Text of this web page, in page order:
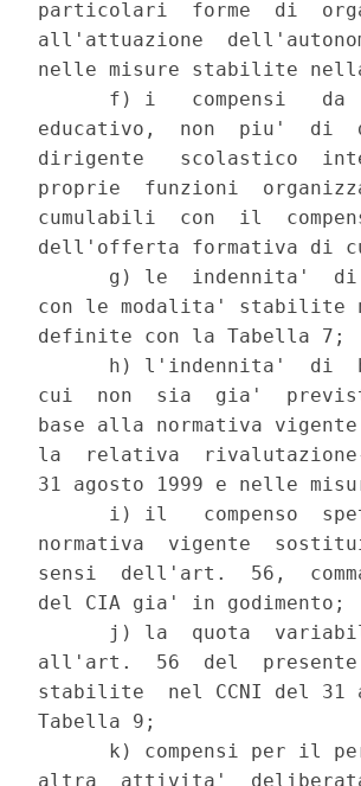
particolari  forme  di
all'attuazione
nelle misure stabilite
f) i   compensi   da
educativo,  non  piu'  di
dirigente   scolastico
proprie  funzioni
cumulabili  con  il
dell'offerta formativa di
g) le  indennita'
con le modalita' stabilite
definite con la Tabella 7;
h) l'indennita'  di
cui  non  sia  gia'
base alla normativa
la  relativa
31 agosto 1999 e nelle
i) il   compenso
normativa  vigente
sensi  dell'art.  56,
del CIA gia' in godimento;
j) la  quota
all'art.  56  del  presente
stabilite  nel CCNI del 31
Tabella 9;
k) compensi per il
altra  attivita'